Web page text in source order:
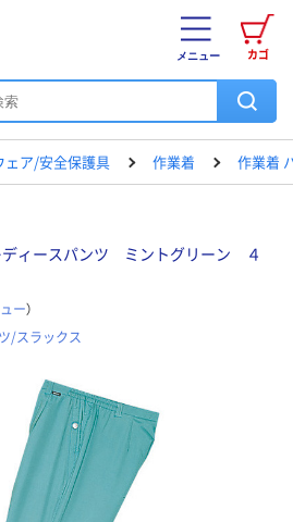
カゴ
メニュー
ア/安全保護具 作業着 作業着
ィースパンツ ミントグリーン ４
ー）
/スラックス